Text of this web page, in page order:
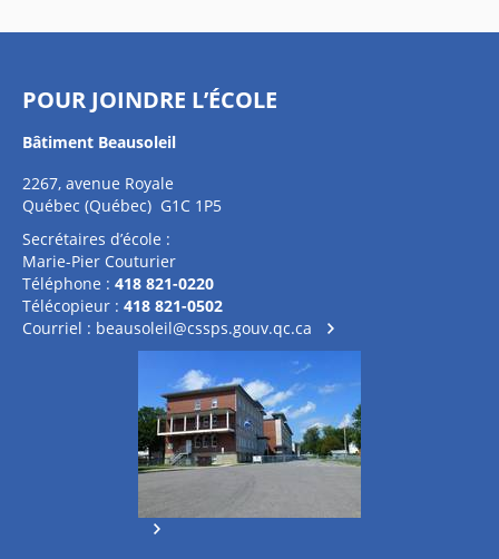
POUR JOINDRE L’ÉCOLE
Bâtiment Beausoleil
2267, avenue Royale
Québec (Québec) G1C 1P5
Secrétaires d’école :
Marie-Pier Couturier
Téléphone : 418 821-0220
Télécopieur : 418 821-0502
Courriel : beausoleil@cssps.gouv.qc.ca